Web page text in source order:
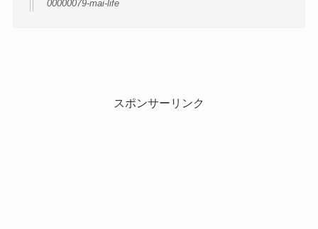
00000079-mai-life
スポンサーリンク